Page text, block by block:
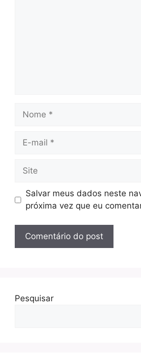
Nome
Site
Salvar meus dados neste
próxima vez que eu
Pesquisar